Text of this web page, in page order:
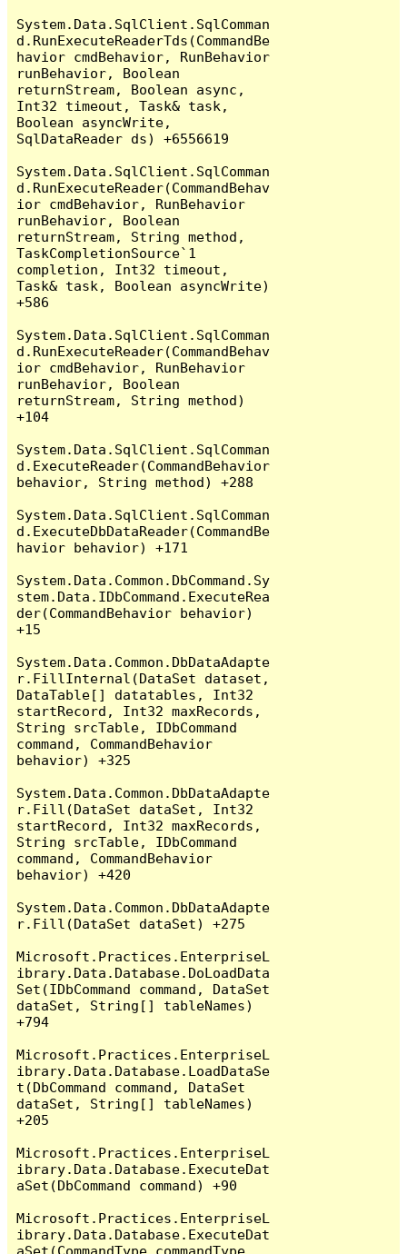
System.Data.SqlClient.SqlComman
d.RunExecuteReaderTds(CommandBe
havior cmdBehavior, RunBehavior
runBehavior, Boolean
returnStream, Boolean async,
Int32 timeout, Task& task,
Boolean asyncWrite,
SqlDataReader ds) +6556619
System.Data.SqlClient.SqlComman
d.RunExecuteReader(CommandBehav
ior cmdBehavior, RunBehavior
runBehavior, Boolean
returnStream, String method,
TaskCompletionSource`1
completion, Int32 timeout,
Task& task, Boolean asyncWrite)
+586
System.Data.SqlClient.SqlComman
d.RunExecuteReader(CommandBehav
ior cmdBehavior, RunBehavior
runBehavior, Boolean
returnStream, String method)
+104
System.Data.SqlClient.SqlComman
d.ExecuteReader(CommandBehavior
behavior, String method) +288
System.Data.SqlClient.SqlComman
d.ExecuteDbDataReader(CommandBe
havior behavior) +171
System.Data.Common.DbCommand.Sy
stem.Data.IDbCommand.ExecuteRea
der(CommandBehavior behavior)
+15
System.Data.Common.DbDataAdapte
r.FillInternal(DataSet dataset,
DataTable[] datatables, Int32
startRecord, Int32 maxRecords,
String srcTable, IDbCommand
command, CommandBehavior
behavior) +325
System.Data.Common.DbDataAdapte
r.Fill(DataSet dataSet, Int32
startRecord, Int32 maxRecords,
String srcTable, IDbCommand
command, CommandBehavior
behavior) +420
System.Data.Common.DbDataAdapte
r.Fill(DataSet dataSet) +275
Microsoft.Practices.EnterpriseL
ibrary.Data.Database.DoLoadData
Set(IDbCommand command, DataSet
dataSet, String[] tableNames)
+794
Microsoft.Practices.EnterpriseL
ibrary.Data.Database.LoadDataSe
t(DbCommand command, DataSet
dataSet, String[] tableNames)
+205
Microsoft.Practices.EnterpriseL
ibrary.Data.Database.ExecuteDat
aSet(DbCommand command) +90
Microsoft.Practices.EnterpriseL
ibrary.Data.Database.ExecuteDat
aSet(CommandType commandType,